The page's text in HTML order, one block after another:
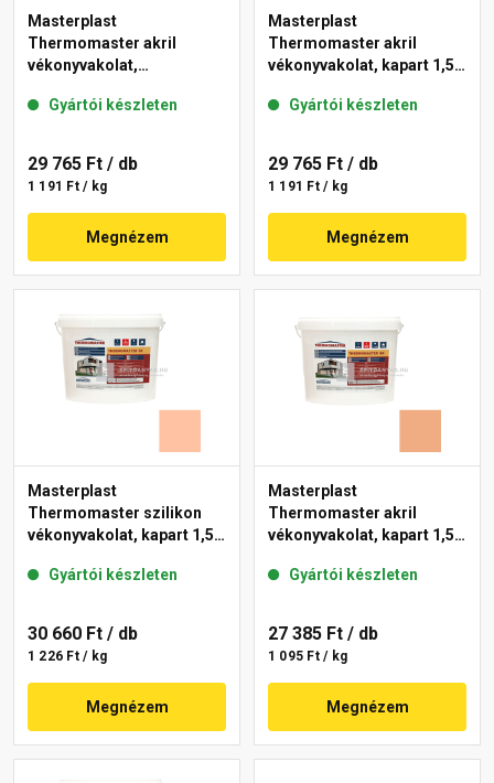
Masterplast
Thermomaster akril
vékonyvakolat,
01-E 25 kg
Gyártói készleten
29 765 Ft / db
1 191 Ft / kg
Megnézem
Masterplast
Thermomaster akril
vékonyvakolat, kapart 1,5
Gyártói készleten
29 765 Ft / db
1 191 Ft / kg
Megnézem
Masterplast
Thermomaster szilikon
vékonyvakolat, kapart 1,5
Gyártói készleten
30 660 Ft / db
1 226 Ft / kg
Megnézem
Masterplast
Thermomaster akril
vékonyvakolat, kapart 1,5
Gyártói készleten
27 385 Ft / db
1 095 Ft / kg
Megnézem